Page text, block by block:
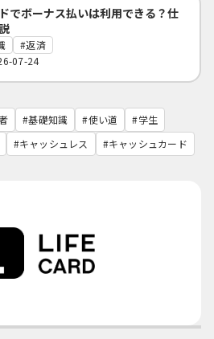
でボーナス払いは利用できる？仕
返済
07-24
基礎知識 使い道
学生
キャッシュレス キャッシュカード